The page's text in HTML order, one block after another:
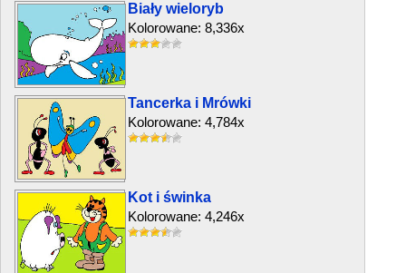
Biały wieloryb
Kolorowane: 8,336x
Tancerka i Mrówki
Kolorowane: 4,784x
Kot i świnka
Kolorowane: 4,246x